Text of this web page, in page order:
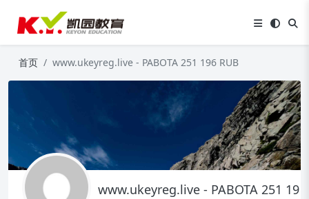
首页 www.ukeyreg.live - PABOTA 251 196 RUB
www.ukeyreg.live - PABOTA 251 19